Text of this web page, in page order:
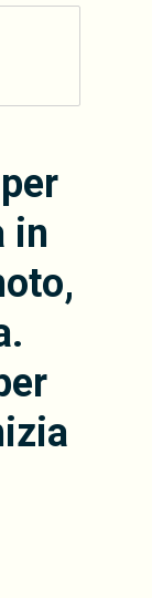
in